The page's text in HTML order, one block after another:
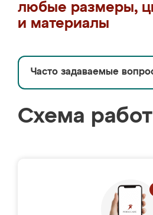
любые размеры,
и материалы
Часто задаваемые
Схема